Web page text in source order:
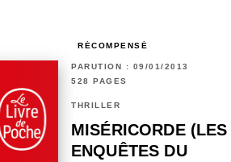
RÉCOMPENSÉ
PARUTION : 09/01/2013
528 PAGES
THRILLER
MISÉRICORDE (LES
ENQUÊTES DU